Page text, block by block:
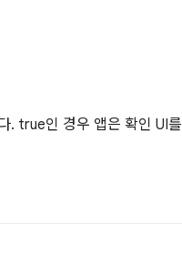
. true인 경우 앱은 확인 UI를